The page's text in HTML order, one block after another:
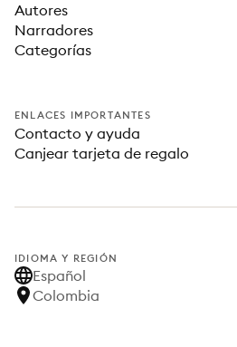
Autores
Narradores
Categorías
ENLACES IMPORTANTES
Contacto y ayuda
Canjear tarjeta de regalo
IDIOMA Y REGIÓN
Español
Colombia